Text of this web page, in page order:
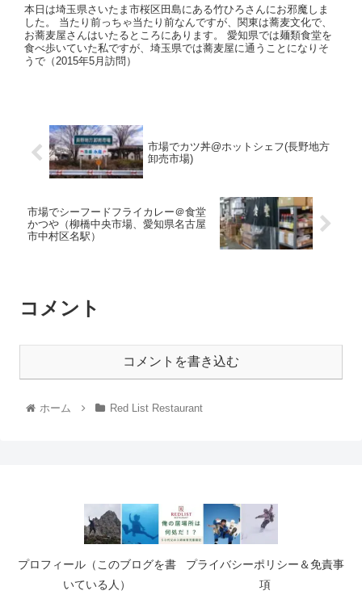
本日は埼玉県さいたま市桜区田島にある竹ひろさんにお邪魔しま
した。 当たり前っちゃ当たり前なんですが、関東は蕎麦文化で、
お蕎麦屋さんはいたるところにあります。 愛知県では麺類食堂を
食べ歩いていた私ですが、埼玉県では蕎麦屋に通うことになりそ
うで（2015年5月訪問）
市場でカツ丼@ホットシェフ(長野地方
卸売市場)
市場でシーフードフライカレー＠食堂
かつや（柳橋中央市場、愛知県名古屋
市中村区名駅）
コメント
コメントを書き込む
ホーム Red List Restaurant
プロフィール（このブログを書
いている人）
プライバシーポリシー＆免責事
項